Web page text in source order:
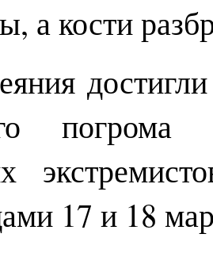
а кости
17 и 18